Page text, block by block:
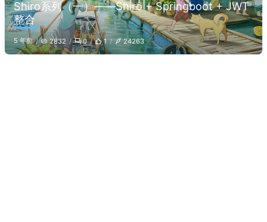
Shiro系列（一）——Shiro + Springboot + JWT
整合
5 年前 2832 0 1 24263